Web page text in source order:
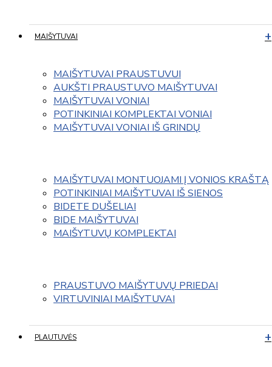
MAIŠYTUVAI
MAIŠYTUVAI PRAUSTUVUI
AUKŠTI PRAUSTUVO MAIŠYTUVAI
MAIŠYTUVAI VONIAI
POTINKINIAI KOMPLEKTAI VONIAI
MAIŠYTUVAI VONIAI IŠ GRINDŲ
MAIŠYTUVAI MONTUOJAMI Į VONIOS KRAŠTĄ
POTINKINIAI MAIŠYTUVAI IŠ SIENOS
BIDETE DUŠELIAI
BIDE MAIŠYTUVAI
MAIŠYTUVŲ KOMPLEKTAI
PRAUSTUVO MAIŠYTUVŲ PRIEDAI
VIRTUVINIAI MAIŠYTUVAI
PLAUTUVĖS